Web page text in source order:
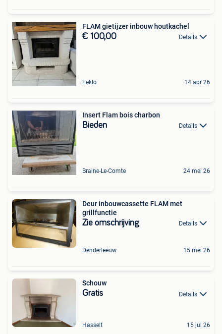
FLAM gietijzer inbouw houtkachel
€ 100,00 Details
Eeklo 14 apr 26
Insert Flam bois charbon
Bieden Details
Braine-Le-Comte 24 mei 26
Deur inbouwcassette FLAM met
grillfunctie
Zie omschrijving Details
Denderleeuw 15 mei 26
Schouw
Gratis Details
Hasselt 15 jul 26